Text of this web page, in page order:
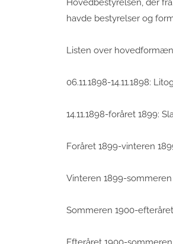
Hovedbestyrelsen, der
havde bestyrelser og
Listen over
06.11.1898-14.11.1898:
14.11.1898-foråret 1899:
Foråret 1899-vinteren
Vinteren 1899-
Sommeren 1900-